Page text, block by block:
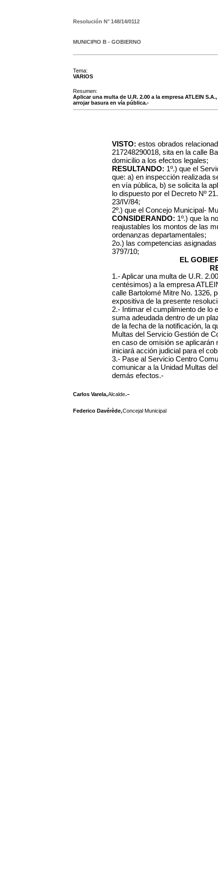
Resolución N° 148/14/0112
MUNICIPIO B - GOBIERNO
Tema:
VARIOS
Resumen:
Aplicar una multa de U.R. 2.00 a la empresa ATLEIN
arrojar basura en vía pública.-
VISTO: estos obrados
217248290018, sita en la calle
domicilio a los efectos legales;
RESULTANDO: 1º.) que el
que: a) en inspección realizada
en vía pública, b) se solicita la
lo dispuesto por el Decreto Nº
23/IV/84;
2º.) que el Concejo Municipal-
CONSIDERANDO: 1º.) que la
reajustables los montos de las
ordenanzas departamentales;
2o.) las competencias
3797/10;
EL
1.- Aplicar una multa de U.R.
centésimos) a la empresa
calle Bartolomé Mitre No. 1326,
expositiva de la presente
2.- Intimar el cumplimiento de lo
suma adeudada dentro de un
de la fecha de la notificación, la
Multas del Servicio Gestión de
en caso de omisión se
iniciará acción judicial para el
3.- Pase al Servicio Centro
comunicar a la Unidad Multas
demás efectos.-
Carlos Varela,Alcalde.-
Federico Davérède,Concejal Municipal